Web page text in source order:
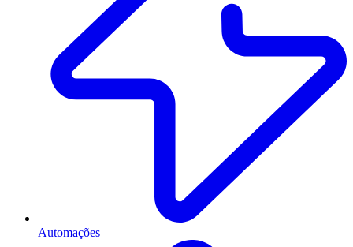
Automações